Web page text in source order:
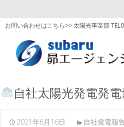
お問い合わせはこちら>> 太陽光事業部
自社太陽光発電発
2021年6月16日 自社発電報